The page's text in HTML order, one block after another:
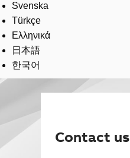
Svenska
Türkçe
Ελληνικά
日本語
한국어
Contact us